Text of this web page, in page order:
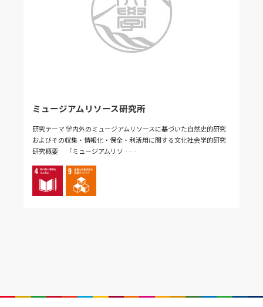
ミュージアムリソース研究所
研究テーマ 学内外のミュージアムリソースに基づいた自然史的研究
およびその収集・情報化・保全・利活用に関する文化社会学的研究
研究概要 「ミュージアムリソ……